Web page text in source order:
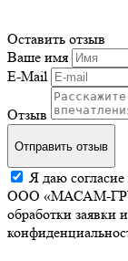
Оставить отзыв
Ваше имя
E-Mail
Отзыв
Отправить отзыв
Я даю
ООО «МАСАМ-
обработки заявки